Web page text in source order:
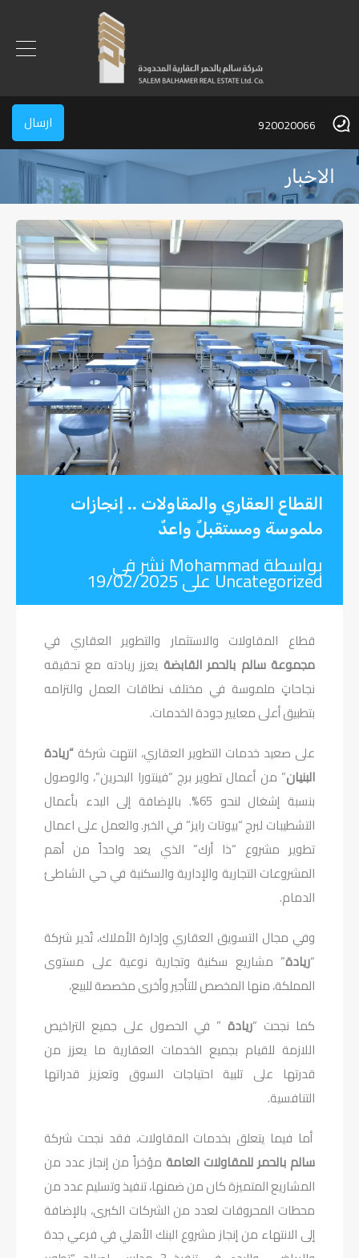
920020066 ارسال
الاخبار
القطاع العقاري والمقاولات .. إنجازات
ملموسة ومستقبلٌ واعدٌ
بواسطةMohammad نشر في Uncategorizedعلى19/02/2025
قطاع المقاولات والاستثمار والتطوير العقاري في
مجموعة سالم بالحمر القابضة يعزز ريادته مع تحقيقه
نجاحاتٍ ملموسة في مختلف نطاقات العمل والتزامه
بتطبيق أعلى معايير جودة الخدمات.
على صعيد خدمات التطوير العقاري، انتهت شركة “ريادة
البنيان” من أعمال تطوير برج “فينتورا البحرين”، والوصول
بنسبة إشغال لنحو 65%. بالإضافة إلى البدء بأعمال
التشطيبات لبرج “بيوتات رايز” في الخبر. والعمل على اعمال
تطوير مشروع “ذا أرك” الذي يعد واحداً من أهم
المشروعات التجارية والإدارية والسكنية في حي الشاطئ
الدمام.
وفي مجال التسويق العقاري وإدارة الأملاك، تُدير شركة
“ريادة” مشاريع سكنية وتجارية نوعية على مستوى
المملكة، منها المخصص للتأجير وأخرى مخصصة للبيع،
كما نجحت “ريادة ” في الحصول على جميع التراخيص
اللازمة للقيام بجميع الخدمات العقارية ما يعزز من
قدرتها على تلبية احتياجات السوق وتعزيز قدراتها
التنافسية.
أما فيما يتعلق بخدمات المقاولات، فقد نجحت شركة
سالم بالحمر للمقاولات العامة مؤخراً من إنجاز عدد من
المشاريع المتميزة كان من ضمنها، تنفيذ وتسليم عدد من
محطات المحروقات لعدد من الشركات الكبرى، بالإضافة
إلى الانتهاء من إنجاز مشروع البنك الأهلي في فرعي جدة